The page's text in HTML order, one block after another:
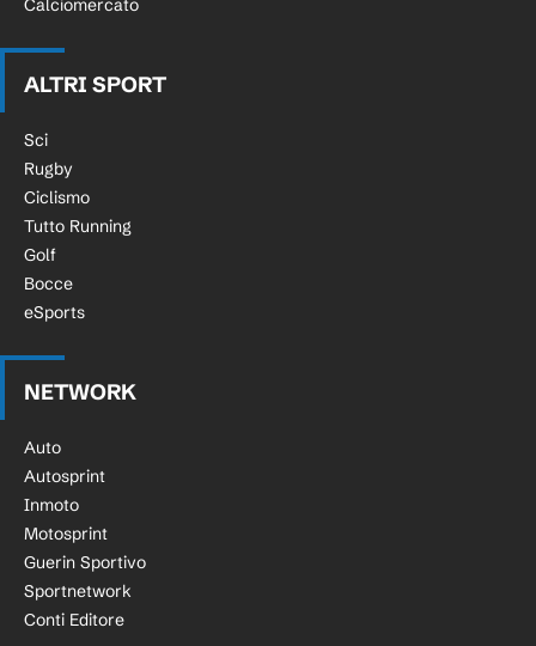
Calciomercato
ALTRI SPORT
Sci
Rugby
Ciclismo
Tutto Running
Golf
Bocce
eSports
NETWORK
Auto
Autosprint
Inmoto
Motosprint
Guerin Sportivo
Sportnetwork
Conti Editore